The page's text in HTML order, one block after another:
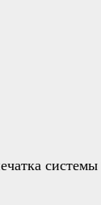
системы